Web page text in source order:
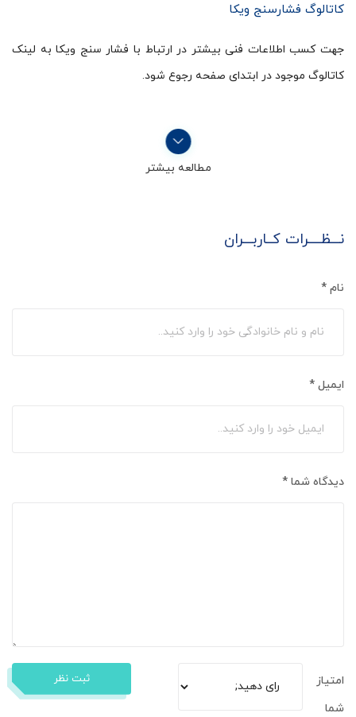
کاتالوگ فشارسنج ویکا
جهت کسب اطلاعات فنی بیشتر در ارتباط با فشار سنج ویکا به لینک
کاتالوگ موجود در ابتدای صفحه رجوع شود.
مطالعه بیشتر
نـــظــــرات کــاربـــران
نام *
ایمیل *
دیدگاه شما *
امتیاز
شما
ثبت نظر